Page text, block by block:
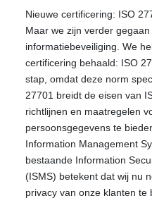
Nieuwe certificering: ISO
Maar we zijn verder
informatiebeveiliging. We
certificering behaald: ISO
stap, omdat deze norm
27701 breidt de eisen van
richtlijnen en maatregelen
persoonsgegevens te
Information Management
bestaande Information
(ISMS) betekent dat wij nu
privacy van onze klanten te